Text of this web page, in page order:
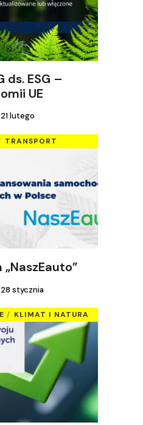
ds. ESG –
UE
21 lutego
TRANSPORT
28 stycznia
KLIMAT I NATURA